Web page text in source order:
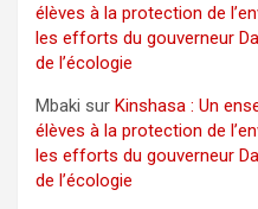
élèves à la protection de
les efforts du gouverneur
de l’écologie
Mbaki sur Kinshasa : Un
élèves à la protection de
les efforts du gouverneur
de l’écologie